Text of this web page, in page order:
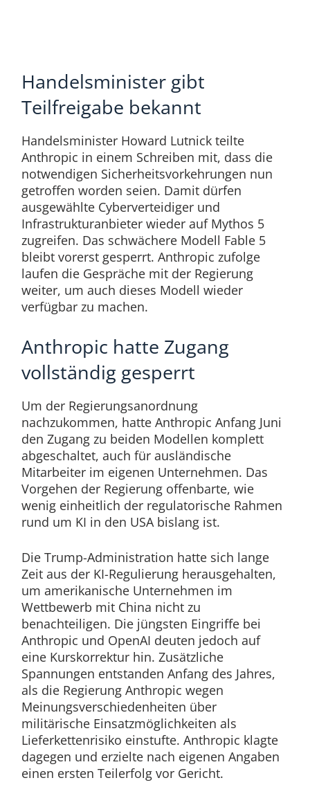
Handelsminister gibt
Teilfreigabe bekannt
Handelsminister Howard Lutnick teilte
Anthropic in einem Schreiben mit, dass die
notwendigen Sicherheitsvorkehrungen nun
getroffen worden seien. Damit dürfen
ausgewählte Cyberverteidiger und
Infrastrukturanbieter wieder auf Mythos 5
zugreifen. Das schwächere Modell Fable 5
bleibt vorerst gesperrt. Anthropic zufolge
laufen die Gespräche mit der Regierung
weiter, um auch dieses Modell wieder
verfügbar zu machen.
Anthropic hatte Zugang
vollständig gesperrt
Um der Regierungsanordnung
nachzukommen, hatte Anthropic Anfang Juni
den Zugang zu beiden Modellen komplett
abgeschaltet, auch für ausländische
Mitarbeiter im eigenen Unternehmen. Das
Vorgehen der Regierung offenbarte, wie
wenig einheitlich der regulatorische Rahmen
rund um KI in den USA bislang ist.
Die Trump-Administration hatte sich lange
Zeit aus der KI-Regulierung herausgehalten,
um amerikanische Unternehmen im
Wettbewerb mit China nicht zu
benachteiligen. Die jüngsten Eingriffe bei
Anthropic und OpenAI deuten jedoch auf
eine Kurskorrektur hin. Zusätzliche
Spannungen entstanden Anfang des Jahres,
als die Regierung Anthropic wegen
Meinungsverschiedenheiten über
militärische Einsatzmöglichkeiten als
Lieferkettenrisiko einstufte. Anthropic klagte
dagegen und erzielte nach eigenen Angaben
einen ersten Teilerfolg vor Gericht.